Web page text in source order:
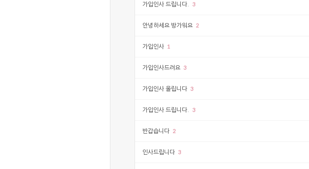
가입인사 드립니다. 3
안녕하세요 방가워요 2
가입인사 1
가입인사드려요 3
가입인사 올립니다 3
가입인사 드립니다. 3
반갑습니다 2
인사드립니다 3